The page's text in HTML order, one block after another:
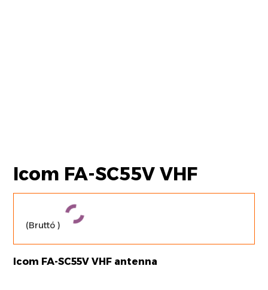
Icom FA-SC55V VHF
(Bruttó)
Icom FA-SC55V VHF antenna